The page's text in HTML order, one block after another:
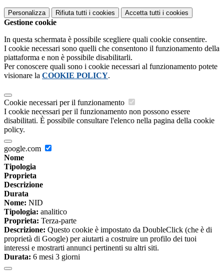
Personalizza Rifiuta tutti i cookies Accetta tutti i cookies
Gestione cookie
In questa schermata è possibile scegliere quali cookie consentire.
I cookie necessari sono quelli che consentono il funzionamento della
piattaforma e non è possibile disabilitarli.
Per conoscere quali sono i cookie necessari al funzionamento potete
visionare la COOKIE POLICY.
Cookie necessari per il funzionamento
I cookie necessari per il funzionamento non possono essere
disabilitati. È possibile consultare l'elenco nella pagina della cookie
policy.
google.com
Nome
Tipologia
Proprieta
Descrizione
Durata
Nome: NID
Tipologia: analitico
Proprieta: Terza-parte
Descrizione: Questo cookie è impostato da DoubleClick (che è di
proprietà di Google) per aiutarti a costruire un profilo dei tuoi
interessi e mostrarti annunci pertinenti su altri siti.
Durata: 6 mesi 3 giorni